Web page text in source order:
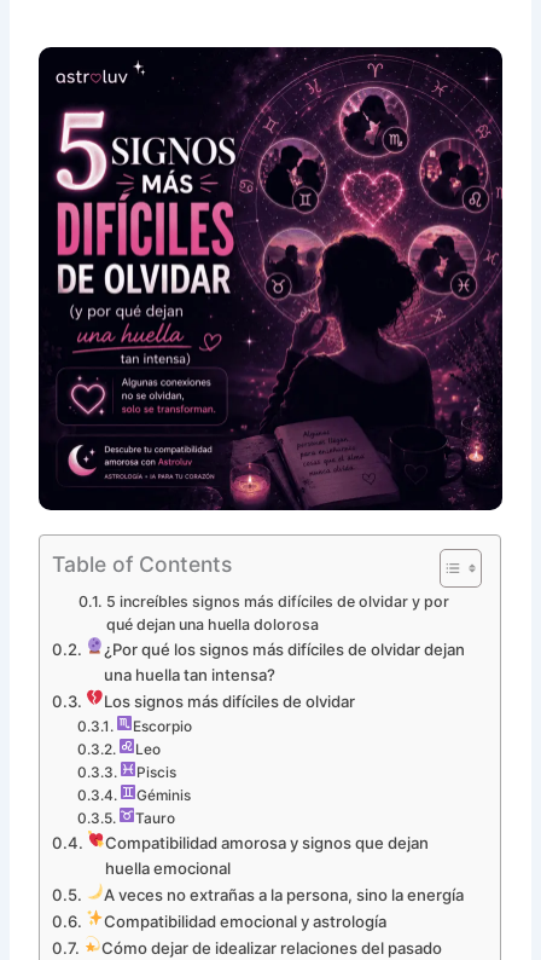
Table of Contents
5 increíbles signos más difíciles de olvidar y por
qué dejan una huella dolorosa
¿Por qué los signos más difíciles de olvidar dejan
una huella tan intensa?
Los signos más difíciles de olvidar
Escorpio
Leo
Piscis
Géminis
Tauro
Compatibilidad amorosa y signos que dejan
huella emocional
A veces no extrañas a la persona, sino la energía
Compatibilidad emocional y astrología
Cómo dejar de idealizar relaciones del pasado